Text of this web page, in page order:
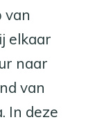
van
elkaar
naar
van
In deze